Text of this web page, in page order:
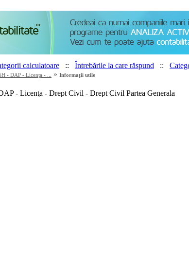
calculatoare :: Întrebările la care răspund ::
- DAP - Licenţa - ... » Informaţii utile
- Licenţa - Drept Civil - Drept Civil Partea Generala